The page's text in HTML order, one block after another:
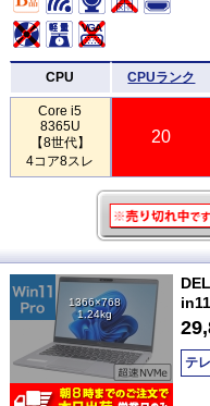
CPU CPUランク
Core i5
8365U
【8世代】
4コア8スレ
20
1366×768
1.24kg
テ